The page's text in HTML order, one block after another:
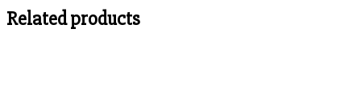
Related products